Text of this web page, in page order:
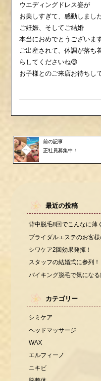
ウエディングドレス姿が
お美しすぎて、感動しまし
ご妊娠、そしてご結婚
本当におめでとうございま
ご出産されて、体調が落ち
らしてくださいね😌
お子様とのご来店お待ちし
前の記事
正社員募集中！
最近の投稿
背中脱毛8回でこんなに薄
ブライダルエステのお客
シワケア2回効果発揮！
スタッフの結婚式に参列！
バイキング脱毛で気になる
カテゴリー
シミケア
ヘッドマッサージ
WAX
エルフィーノ
ニキビ